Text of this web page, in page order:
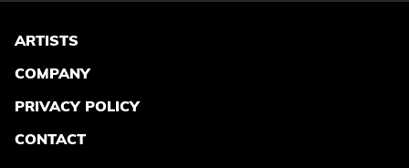
ARTISTS
COMPANY
PRIVACY POLICY
CONTACT